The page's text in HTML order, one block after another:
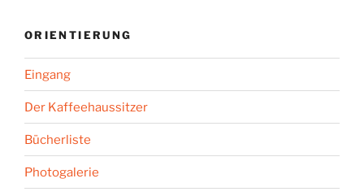
ORIENTIERUNG
Eingang
Der Kaffeehaussitzer
Bücherliste
Photogalerie